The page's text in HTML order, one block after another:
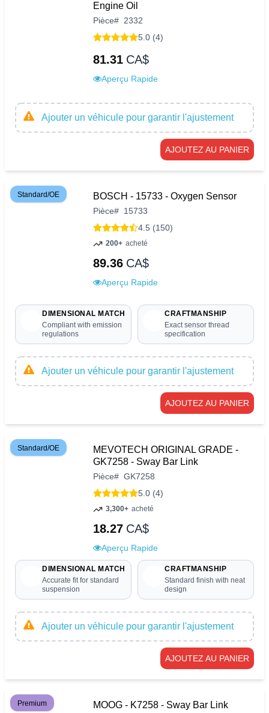
Engine Oil
Pièce# 2332
5.0 (4)
81.31 CA$
Aperçu Rapide
Ajouter un véhicule pour garantir l'ajustement
AJOUTEZ AU PANIER
Standard/OE BOSCH - 15733 - Oxygen Sensor
Pièce# 15733
4.5 (150)
200+ acheté
89.36 CA$
Aperçu Rapide
DIMENSIONAL MATCH
Compliant with emission
regulations
CRAFTMANSHIP
Exact sensor thread
specification
Ajouter un véhicule pour garantir l'ajustement
AJOUTEZ AU PANIER
Standard/OE
MEVOTECH ORIGINAL GRADE -
GK7258 - Sway Bar Link
Pièce# GK7258
5.0 (4)
3,300+ acheté
18.27 CA$
Aperçu Rapide
DIMENSIONAL MATCH
Accurate fit for standard
suspension
CRAFTMANSHIP
Standard finish with neat
design
Ajouter un véhicule pour garantir l'ajustement
AJOUTEZ AU PANIER
Premium MOOG - K7258 - Sway Bar Link